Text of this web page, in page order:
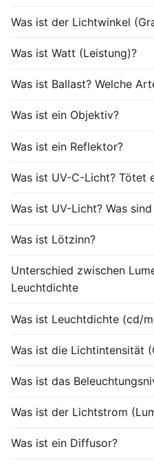
Was ist der Lichtwinkel
Was ist Watt (Leistung)?
Was ist Ballast? Welche
Was ist ein Objektiv?
Was ist ein Reflektor?
Was ist UV-C-Licht? Tötet
Was ist UV-Licht? Was
Was ist Lötzinn?
Unterschied zwischen
Leuchtdichte
Was ist Leuchtdichte (cd/
Was ist die Lichtintensität
Was ist das
Was ist der Lichtstrom
Was ist ein Diffusor?